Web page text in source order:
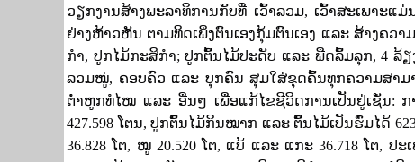
ວຽກງານສ້າງພະລາທິການກັບທີ່ ເວົ້າລວມ, ເວົ້າສະເພາະແ
ຢ່າງຫ້າວຫັນ ຕາມທິດເພິ່ງຕົນເອງກຸ້ມຕົນເອງ ແລະ ສ້າງຄວ
ກໍາ, ປູກໄມ້ກະສິກໍາ;ປູກຕົ້ນໄມ້ປະດັບ ແລະ ພືດລົ້ມລຸກ, 4 ລ້
ລວມໝູ່, ຄອບຄົວ ແລະ ບຸກຄົນ ​ສຸມໃສ່ຂຸດຄົ້ນທຸກຄວາມສາມ
ຕ່ຳຫູກທໍໄ​ໝ ແລະ ອື່ນໆ ເພື່ອແກ້ໄຂຊີວິດການເປັນຢູ່ເຊັ່ນ: ​ກ
427.598 ໂຕນ,ປູກຕົ້ນໄມ້ກິນໝາກ ແລະ ຕົ້ນໄມ້ເປັນຮົ່ມໄດ້
36.828 ໂຕ, ໝູ 20.520ໂຕ, ແບ້ ແລະ ແກະ36.718 ໂຕ, ປະ